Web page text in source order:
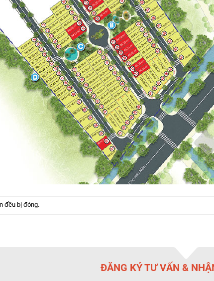
đều bị đóng.
ĐĂNG KÝ TƯ VẤN &